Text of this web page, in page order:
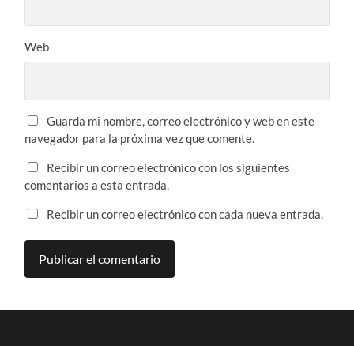
Web
Guarda mi nombre, correo electrónico y web en este
navegador para la próxima vez que comente.
Recibir un correo electrónico con los siguientes
comentarios a esta entrada.
Recibir un correo electrónico con cada nueva entrada.